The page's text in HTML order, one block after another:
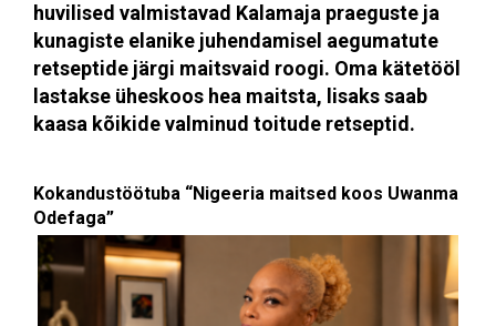
huvilised valmistavad Kalamaja praeguste ja
kunagiste elanike juhendamisel aegumatute
retseptide järgi maitsvaid roogi. Oma kätetööl
lastakse üheskoos hea maitsta, lisaks saab
kaasa kõikide valminud toitude retseptid.
Kokandustöötuba “Nigeeria maitsed koos Uwanma
Odefaga”